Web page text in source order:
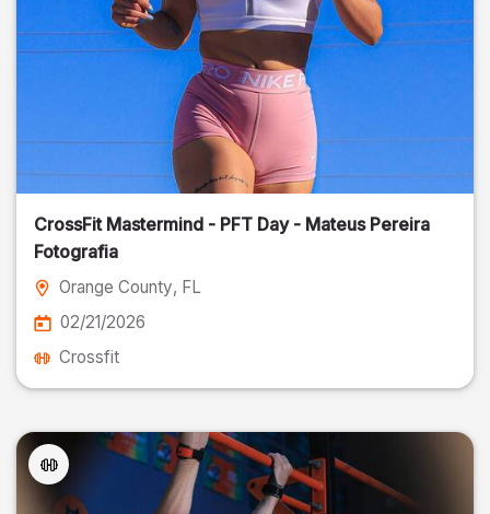
CrossFit Mastermind - PFT Day - Mateus Pereira
Fotografia
Orange County, FL
02/21/2026
Crossfit